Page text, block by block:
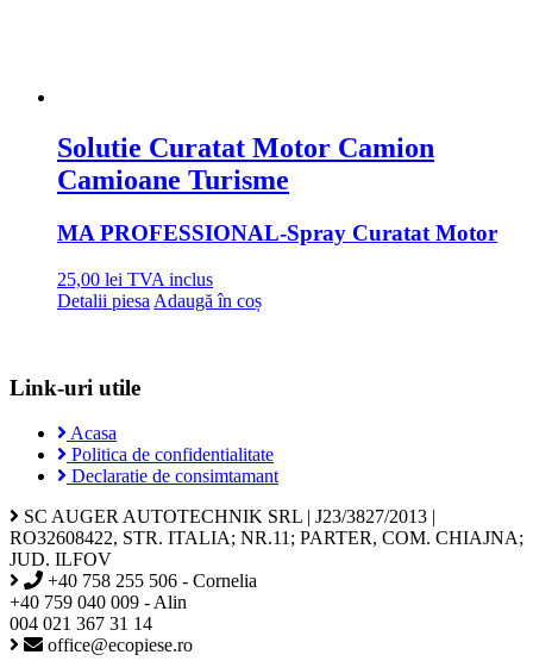
Solutie Curatat Motor Camion
Camioane Turisme
MA PROFESSIONAL-Spray Curatat Motor
25,00 lei TVA inclus
Detalii piesa Adaugă în coș
Link-uri utile
Acasa
Politica de confidentialitate
Declaratie de consimtamant
SC AUGER AUTOTECHNIK SRL | J23/3827/2013 |
RO32608422, STR. ITALIA; NR.11; PARTER, COM. CHIAJNA;
JUD. ILFOV
+40 758 255 506 - Cornelia
+40 759 040 009 - Alin
004 021 367 31 14
office@ecopiese.ro